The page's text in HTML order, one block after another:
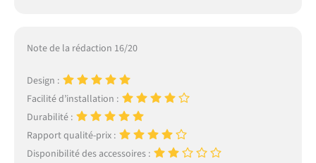
Note de la rédaction 16/20
Design :
Facilité d’installation :
Durabilité :
Rapport qualité-prix :
Disponibilité des accessoires :